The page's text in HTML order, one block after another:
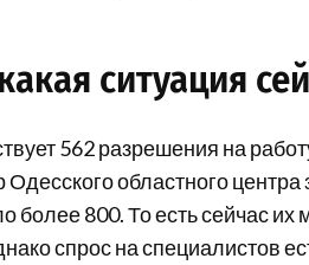
ситуация
562 разрешения на
областного
более 800. То есть сейчас
спрос на специалистов